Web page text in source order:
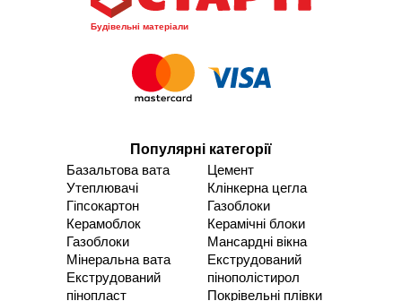
Будівельні матеріали
Популярні категорії
Базальтова вата
Утеплювачі
Гіпсокартон
Керамоблок
Газоблоки
Мінеральна вата
Екструдований
пінопласт
Цемент
Клінкерна цегла
Газоблоки
Керамічні блоки
Мансардні вікна
Екструдований
пінополістирол
Покрівельні плівки